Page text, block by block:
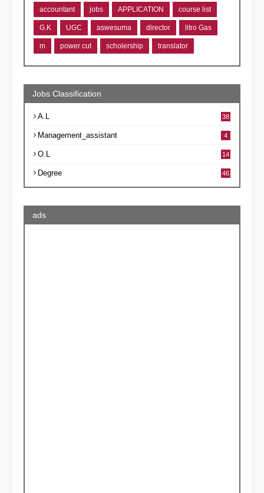
accountant jobs APPLICATION course list
G.K UGC aswesuma director litro Gas
m power cut scholership translator
Jobs Classification
A.L 38
Management_assistant 4
O.L 14
Degree 46
ads